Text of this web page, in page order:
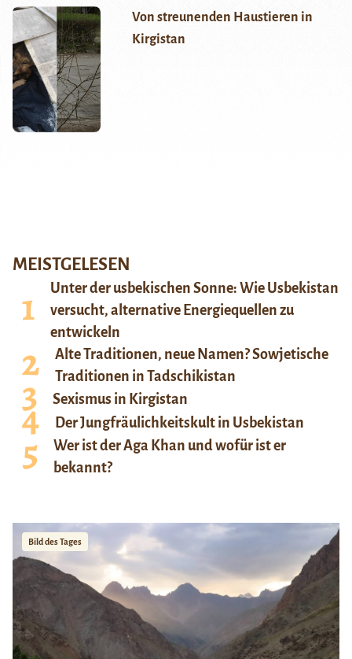
Von streunenden Haustieren in
Kirgistan
MEISTGELESEN
Unter der usbekischen Sonne: Wie Usbekistan
versucht, alternative Energiequellen zu
entwickeln
Alte Traditionen, neue Namen? Sowjetische
Traditionen in Tadschikistan
Sexismus in Kirgistan
Der Jungfräulichkeitskult in Usbekistan
Wer ist der Aga Khan und wofür ist er
bekannt?
Bild des Tages